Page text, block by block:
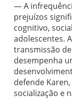
— A
prejuízos
cognitivo,
adolescentes.
transmissão
desempenha
defende
socialização e